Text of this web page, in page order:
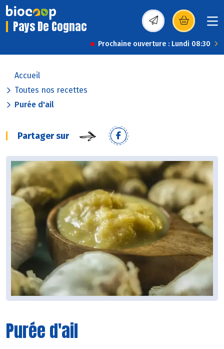
Pays De Cognac (s’ouvre dans une
Prochaine ouverture : Lundi 08:30
Accueil
Toutes nos recettes
Purée d'ail
Partager sur
Purée d'ail